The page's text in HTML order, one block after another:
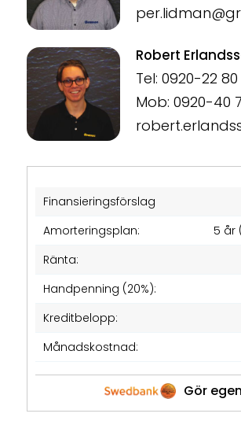
Robert
Tel: 0920-22
Mob: 0920-40
Finansieringsförslag
Amorteringsplan:
5 år
Ränta:
Handpenning (20%):
Kreditbelopp:
Månadskostnad:
Gör